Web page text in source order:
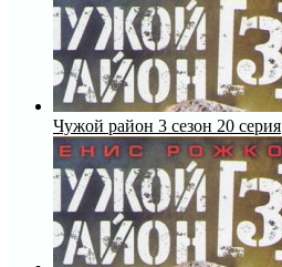
Чужой район 3 сезон 20 серия